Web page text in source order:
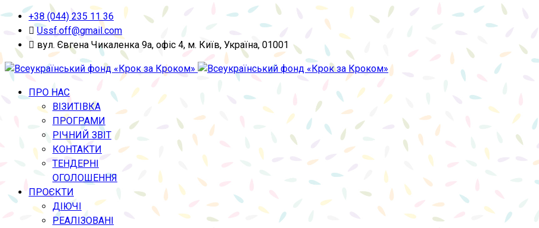
+38 (044) 235 11 36
Ussf.off@gmail.com
вул. Євгена Чикаленка 9а, офіс 4, м. Київ, Україна, 01001
ПРО НАС
ВІЗИТІВКА
ПРОГРАМИ
РІЧНИЙ ЗВІТ
КОНТАКТИ
ТЕНДЕРНІ
ОГОЛОШЕННЯ
ПРОЄКТИ
ДІЮЧІ
РЕАЛІЗОВАНІ